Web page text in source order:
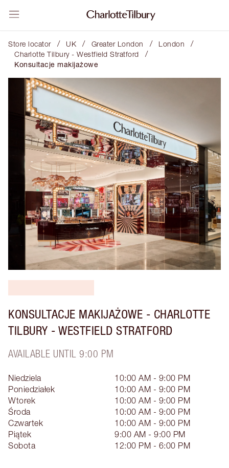
Store locator / UK / Greater London / London /
Charlotte Tilbury - Westfield Stratford /
Konsultacje makijażowe
KONSULTACJE MAKIJAŻOWE - CHARLOTTE
TILBURY - WESTFIELD STRATFORD
AVAILABLE UNTIL 9:00 PM
Niedziela
10:00 AM - 9:00 PM
Poniedziałek
10:00 AM - 9:00 PM
Wtorek
10:00 AM - 9:00 PM
Środa
10:00 AM - 9:00 PM
Czwartek
10:00 AM - 9:00 PM
Piątek
9:00 AM - 9:00 PM
Sobota
12:00 PM - 6:00 PM